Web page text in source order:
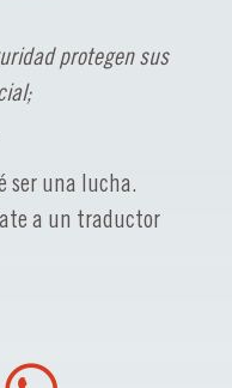
protegen sus
ser una lucha.
a un traductor